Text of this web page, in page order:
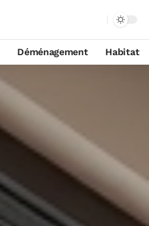
Déménagement Habitat